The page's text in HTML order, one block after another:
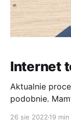
Internet
Aktualnie
podobnie.
26 sie 2022 19